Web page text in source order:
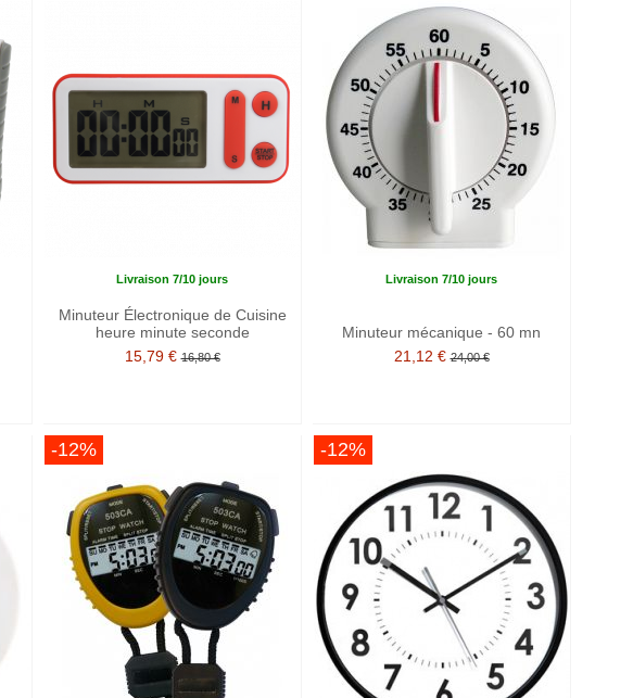
Livraison 7/10 jours
Minuteur Électronique de Cuisine
heure minute seconde
15,79 € 16,80 €
Livraison 7/10 jours
Minuteur mécanique - 60 mn
21,12 € 24,00 €
-12% -12%